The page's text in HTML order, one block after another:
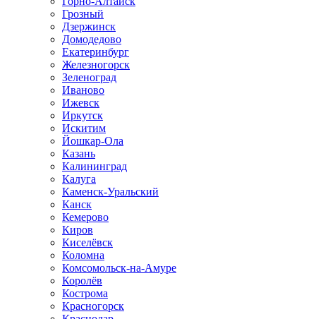
Грозный
Дзержинск
Домодедово
Екатеринбург
Железногорск
Зеленоград
Иваново
Ижевск
Иркутск
Искитим
Йошкар-Ола
Казань
Калининград
Калуга
Каменск-Уральский
Канск
Кемерово
Киров
Киселёвск
Коломна
Комсомольск-на-Амуре
Королёв
Кострома
Красногорск